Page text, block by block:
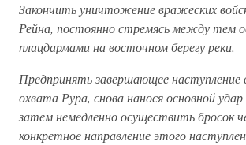
Закончить уничтожение вражеских
Рейна, постоянно стремясь между тем
плацдармами на восточном берегу реки.
Предпринять завершающее наступление
охвата Рура, снова нанося основной
затем немедленно осуществить бросок
конкретное направление этого